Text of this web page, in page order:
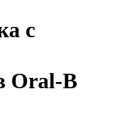
с
Oral-B